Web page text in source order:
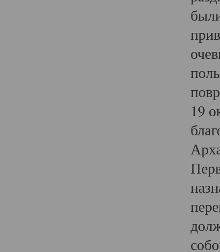
19